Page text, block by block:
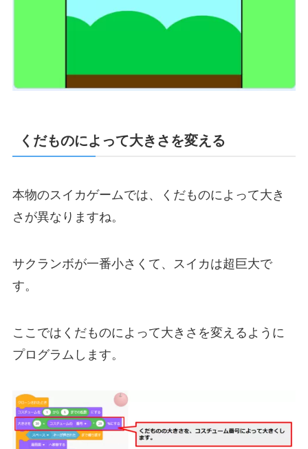
くだものによって大きさを変える
本物のスイカゲームでは、くだものによって大き
さが異なりますね。
サクランボが一番小さくて、スイカは超巨大で
す。
ここではくだものによって大きさを変えるように
プログラムします。